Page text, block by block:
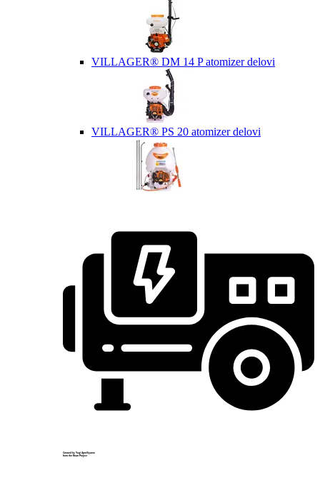
VILLAGER® DM 14 P atomizer delovi
VILLAGER® PS 20 atomizer delovi
Created by Yogi Aprelliyanto
from the Noun Project